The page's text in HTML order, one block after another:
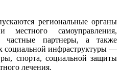
региональные органы
местного самоуправления,
частные партнеры, а также
социальной инфраструктуры —
спорта, социальной защиты
лечения.